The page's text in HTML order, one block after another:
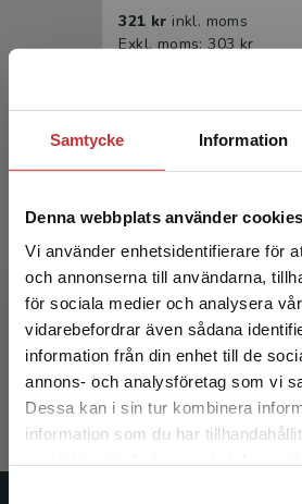
Samtycke Information
Denna webbplats använder cookies
Vi använder enhetsidentifierare för
och annonserna till användarna,
för sociala medier och analysera
vidarebefordrar även sådana
information från din enhet till de
annons- och analysföretag som vi
Dessa kan i sin tur kombinera
information som du har
Begränsad
Det verkar som att du besöker
studentlitteratur.se via en
Vi erbjuder inte leveranser
321 kr inkl. moms
Exkl. moms: 303 kr
Sociala relationer
Thelander, K -
199 kr
inkl. moms
Exkl. moms: 188 kr